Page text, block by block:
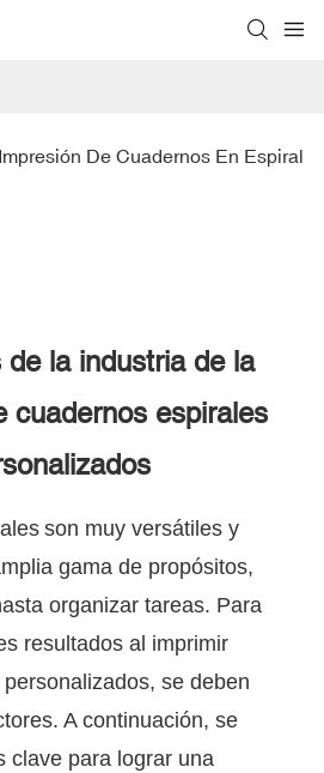
De Cuadernos En Espiral
de la industria de la
cuadernos espirales
son muy versátiles y
gama de propósitos,
organizar tareas. Para
resultados al imprimir
se deben
A continuación, se
clave para lograr una